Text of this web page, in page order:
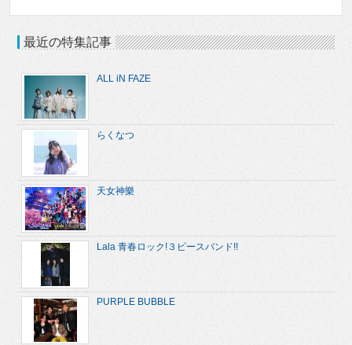
最近の特集記事
ALL iN FAZE
らくなつ
天女神樂
Lala 青春ロック!３ピースバンド!!
PURPLE BUBBLE